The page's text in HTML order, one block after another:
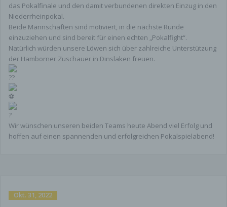
das Pokalfinale und den damit verbundenen direkten Einzug in den
Niederrheinpokal.
Beide Mannschaften sind motiviert, in die nächste Runde
einzuziehen und sind bereit für einen echten „Pokalfight“.
Natürlich würden unsere Löwen sich über zahlreiche Unterstützung
der Hamborner Zuschauer in Dinslaken freuen.
Wir wünschen unseren beiden Teams heute Abend viel Erfolg und
hoffen auf einen spannenden und erfolgreichen Pokalspielabend!
Okt. 31, 2022